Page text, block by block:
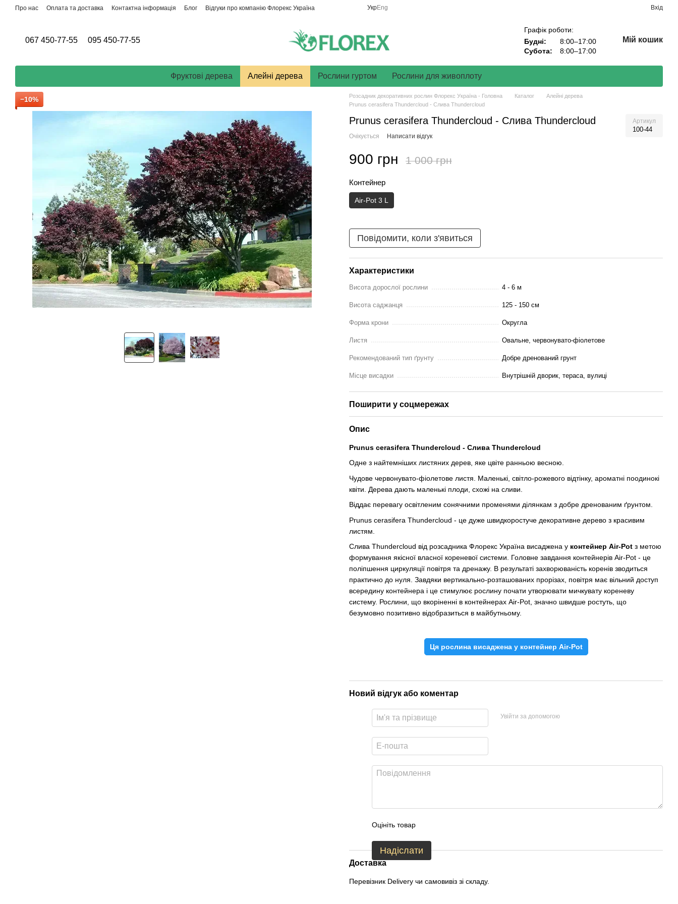
Перейти до основного контенту
Про нас Оплата та доставка Контактна інформація Блог Відгуки про компанію Флорекс Україна УкрEng Вхід
067 450-77-55 095 450-77-55
Графік роботи:
Будні:
8:00–17:00
Субота:
8:00–17:00
Мій кошик
Фруктові дерева Алейні дерева Рослини гуртом Рослини для живоплоту
−10% Розсадник декоративних рослин Флорекс Україна - Головна Каталог
Алейні дерева
Prunus cerasifera Thundercloud - Слива Thundercloud
Prunus cerasifera Thundercloud - Слива Thundercloud Артикул
100-44
Очікується Написати відгук
900 грн 1 000 грн
Контейнер
Air-Pot 3 L
Повідомити, коли з'явиться
Характеристики
Висота дорослої рослини 4 - 6 м
Висота саджанця 125 - 150 см
Форма крони Округла
Листя Овальне, червонувато-фіолетове
Рекомендований тип ґрунту Добре дренований грунт
Місце висадки Внутрішній дворик, тераса, вулиці
Поширити у соцмережах
Опис
Prunus cerasifera Thundercloud - Слива Thundercloud
Одне з найтемніших листяних дерев, яке цвіте ранньою весною.
Чудове червонувато-фіолетове листя. Маленькі, світло-рожевого відтінку, ароматні поодинокі
квіти. Дерева дають маленькі плоди, схожі на сливи.
Віддає перевагу освітленим сонячними променями ділянкам з добре дренованим ґрунтом.
Prunus cerasifera Thundercloud - це дуже швидкоростуче декоративне дерево з красивим
листям.
Слива Thundercloud від розсадника Флорекс Україна висаджена у контейнер Air-Pot з метою
формування якісної власної кореневої системи. Головне завдання контейнерів Air-Pot - це
поліпшення циркуляції повітря та дренажу. В результаті захворюваність коренів зводиться
практично до нуля. Завдяки вертикально-розташованих прорізах, повітря має вільний доступ
всередину контейнера і це стимулює рослину почати утворювати мичкувату кореневу
систему. Рослини, що вкоріненні в контейнерах Air-Pot, значно швидше ростуть, що
безумовно позитивно відобразиться в майбутньому.
Ця рослина висаджена у контейнер Air-Pot
Новий відгук або коментар
Увійти за допомогою
Оцініть товар
Надіслати
Доставка
Перевізник Delivery чи самовивіз зі складу.